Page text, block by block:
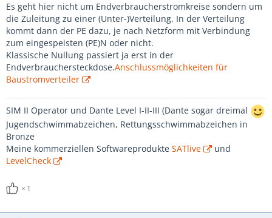
Es geht hier nicht um Endverbraucherstromkreise sondern um
die Zuleitung zu einer (Unter-)Verteilung. In der Verteilung
kommt dann der PE dazu, je nach Netzform mit Verbindung
zum eingespeisten (PE)N oder nicht.
Klassische Nullung passiert ja erst in der
Endverbrauchersteckdose.Anschlussmöglichkeiten für
Baustromverteiler
SIM II Operator und Dante Level I-II-III (Dante sogar dreimal
Jugendschwimmabzeichen, Rettungsschwimmabzeichen in
Bronze
Meine kommerziellen Softwareprodukte SATlive
und
LevelCheck
1